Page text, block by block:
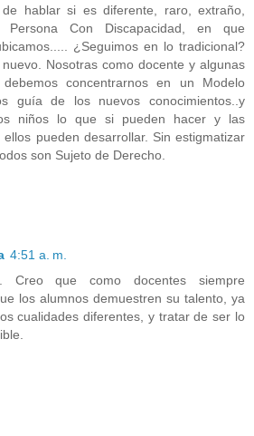
hablar si es diferente, raro, extraño,
Con Discapacidad, en que
¿Seguimos en lo tradicional?
Nosotras como docente y algunas
concentrarnos en un Modelo
guía de los nuevos conocimientos..y
niños lo que si pueden hacer y las
pueden desarrollar. Sin estigmatizar
son Sujeto de Derecho.
4:51 a. m.
Creo que como docentes siempre
los alumnos demuestren su talento, ya
cualidades diferentes, y tratar de ser lo